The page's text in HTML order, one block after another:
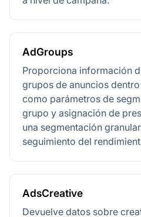
AdGroups
Proporciona información
grupos de anuncios
como parámetros de
grupo y asignación de
una segmentación
seguimiento del
AdsCreative
Devuelve datos sobre